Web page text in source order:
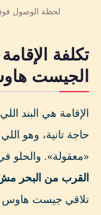
لحظة الوصول
تكلفة
الجيست
الإقامة هي البند
حاجة تانية، وهو
«معقولة». والحلو
القرب من البحر مش
تلاقي جيست هاوس